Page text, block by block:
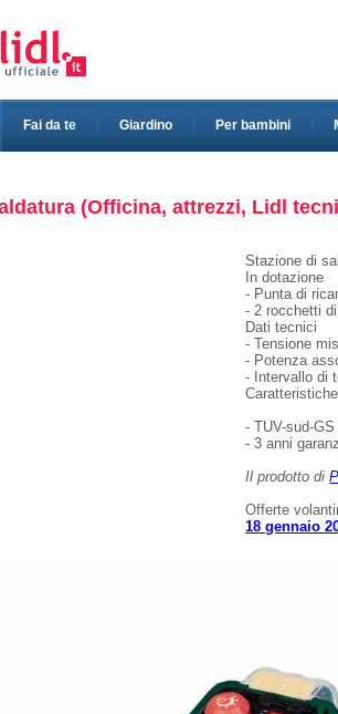
Fai da te Giardino Per bambini
(Officina, attrezzi, Lidl
Stazione di
In dotazione
- Punta di
- 2 rocchetti
Dati tecnici
- Tensione
- Potenza
- Intervallo di
Caratteristiche
- TUV-sud-GS
- 3 anni
Il prodotto di
Offerte
18 gennaio